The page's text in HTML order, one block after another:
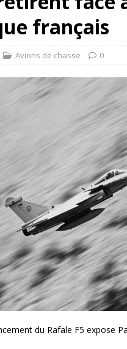
français
Avions de chasse 0
du Rafale F5 expose